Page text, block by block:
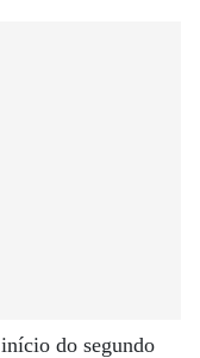
do segundo